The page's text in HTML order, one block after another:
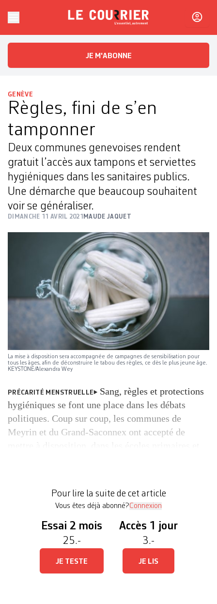
Le CourrierL'essentiel, autrement
JE M'ABONNE
GENÈVE
Règles, fini de s’en
tamponner
Deux communes genevoises rendent
gratuit l’accès aux tampons et serviettes
hygiéniques dans les sanitaires publics.
Une démarche que beaucoup souhaitent
voir se généraliser.
DIMANCHE 11 AVRIL 2021 MAUDE JAQUET
La mise à disposition sera accompagnée de campagnes de sensibilisation pour
tous les âges, afin de déconstruire le tabou des règles, ce dès le plus jeune âge.
KEYSTONE/Alexandra Wey
PRÉCARITÉ MENSTRUELLE
Sang, règles et protections
hygiéniques se font une place dans les débats
politiques. Coup sur coup, les communes de
Meyrin et du Grand-Saconnex ont accepté de
libérer […]
Pour lire la suite de cet article
Vous êtes déjà abonné?Connexion
Essai 2 mois
25.-
JE TESTE
Accès 1 jour
3.-
JE LIS